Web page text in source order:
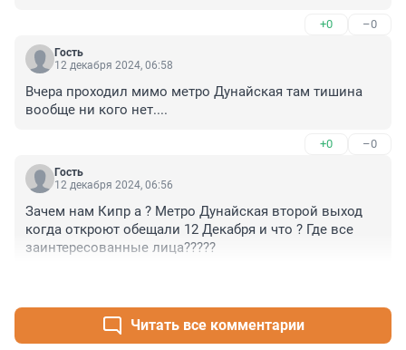
+0 –0
Гость
12 декабря 2024, 06:58
Вчера проходил мимо метро Дунайская там тишина
вообще ни кого нет....
+0 –0
Гость
12 декабря 2024, 06:56
Зачем нам Кипр а ? Метро Дунайская второй выход
когда откроют обещали 12 Декабря и что ? Где все
заинтересованные лица?????
Читать все комментарии